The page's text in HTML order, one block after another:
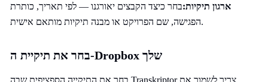
ארגון תיקיות:בחר כיצד הקבצים יאורגנו — לפי תאריך, כותרת
הפגישה, שם הפרויקט או מבנה תיקיות מותאם אישית.
בחר את תיקיית ה-Dropbox שלך
בחר את התיקייה הספציפית שבה Transkriptor צריך לשמור את